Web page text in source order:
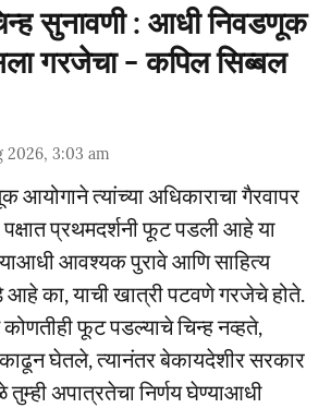
सुनावणी : आधी निवडणूक
गरजेचा - कपिल सिब्बल
2026, 3:03 am
आयोगाने त्यांच्या अधिकाराचा गैरवापर
प्रथमदर्शनी फूट पडली आहे या
आवश्यक पुरावे आणि साहित्य
का, याची खात्री पटवणे गरजेचे होते.
कोणतीही फूट पडल्याचे चिन्ह नव्हते,
घेतले, त्यानंतर बेकायदेशीर सरकार
अपात्रतेचा निर्णय घेण्याआधी